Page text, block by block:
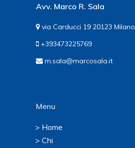
Avv. Marco R. Sala
via Carducci 19 20123 Milano
+393473225769
m.sala@marcosala.it
Menu
> Home
> Chi